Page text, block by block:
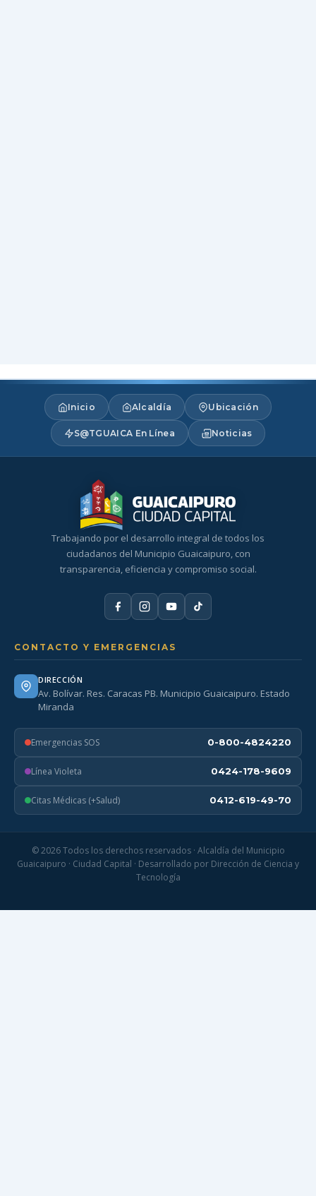
Inicio Alcaldía Ubicación
S@TGUAICA En Línea Noticias
Trabajando por el desarrollo integral de todos los
ciudadanos del Municipio Guaicaipuro, con
transparencia, eficiencia y compromiso social.
CONTACTO Y EMERGENCIAS
DIRECCIÓN
Av. Bolívar. Res. Caracas PB. Municipio Guaicaipuro. Estado
Miranda
Emergencias SOS 0-800-4824220
Línea Violeta 0424-178-9609
Citas Médicas (+Salud) 0412-619-49-70
© 2026 Todos los derechos reservados · Alcaldía del Municipio
Guaicaipuro · Ciudad Capital · Desarrollado por Dirección de Ciencia y
Tecnología